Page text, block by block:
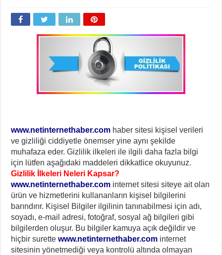
www.netinternethaber.com haber sitesi kişisel verileri
ve gizliliği ciddiyetle önemser yine aynı şekilde
muhafaza eder. Gizlilik ilkeleri ile ilgili daha fazla bilgi
için lütfen aşağıdaki maddeleri dikkatlice okuyunuz.
Gizlilik İlkeleri Neleri Kapsar?
www.netinternethaber.com internet sitesi siteye ait olan
ürün ve hizmetlerini kullananların kişisel bilgilerini
barındırır. Kişisel Bilgiler ilgilinin tanınabilmesi için adı,
soyadı, e-mail adresi, fotoğraf, sosyal ağ bilgileri gibi
bilgilerden oluşur. Bu bilgiler kamuya açık değildir ve
hiçbir surettewww.netinternethaber.com internet
sitesinin yönetmediği veya kontrolü altında olmayan